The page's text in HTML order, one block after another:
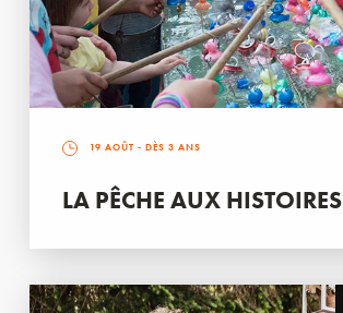
19 AOÛT - DÈS 3 ANS
LA PÊCHE AUX HISTOIRES